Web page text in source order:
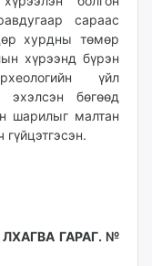
сараас
хурдны төмөр
хүрээнд бүрэн
үйл
эхэлсэн бөгөөд
шарилыг малтан
ГАРАГ. №